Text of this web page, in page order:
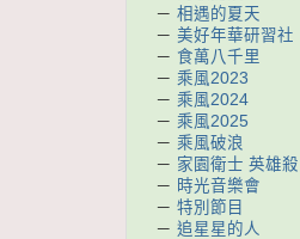
－ 相遇的夏天
－ 美好年華研習社
－ 食萬八千里
－ 乘風2023
－ 乘風2024
－ 乘風2025
－ 乘風破浪
－ 家園衛士 英雄殺
－ 時光音樂會
－ 特別節目
－ 追星星的人